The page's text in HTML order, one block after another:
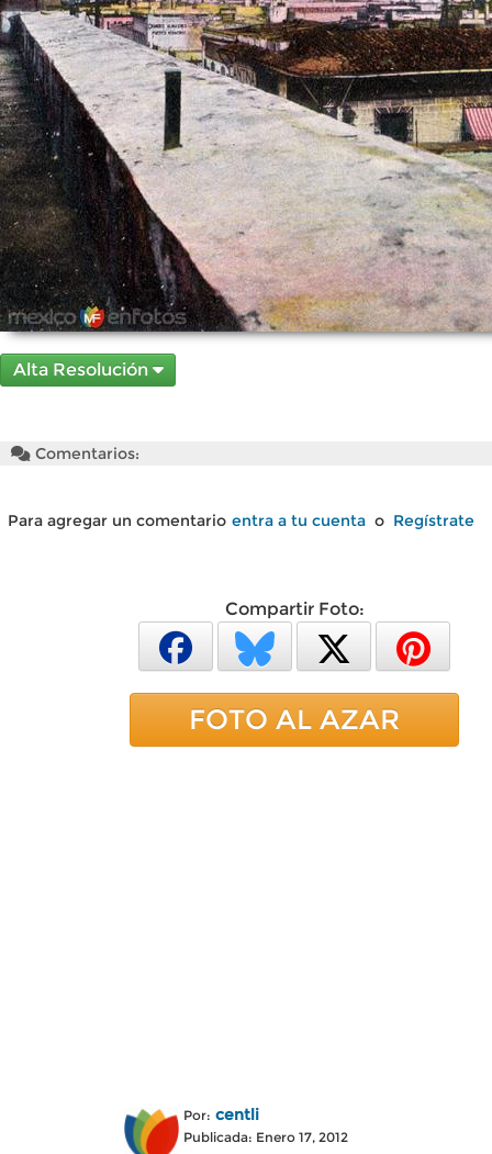
Alta Resolución
Comentarios:
Para agregar un comentario entra a tu cuenta o Regístrate
Compartir Foto:
FOTO AL AZAR
Por: centli
Publicada: Enero 17, 2012